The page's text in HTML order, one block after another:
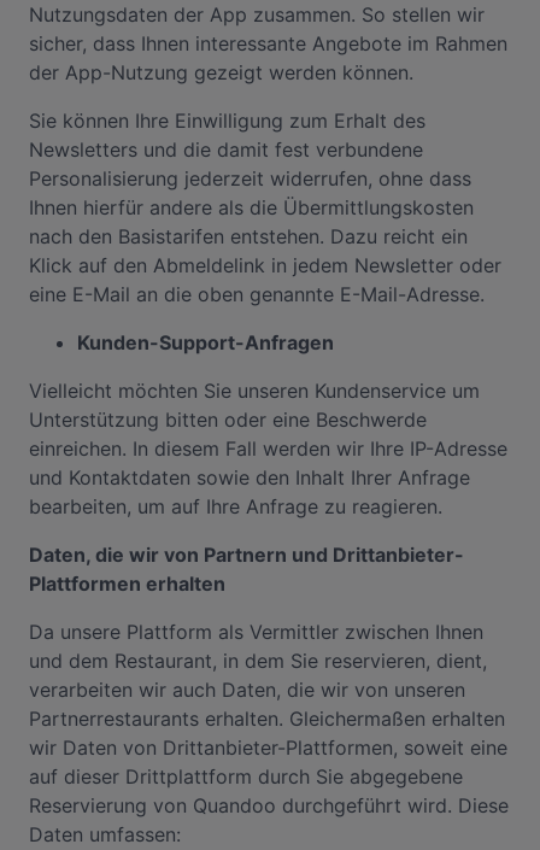
Nutzungsdaten der App zusammen. So stellen wir
sicher, dass Ihnen interessante Angebote im Rahmen
der App-Nutzung gezeigt werden können.
Sie können Ihre Einwilligung zum Erhalt des
Newsletters und die damit fest verbundene
Personalisierung jederzeit widerrufen, ohne dass
Ihnen hierfür andere als die Übermittlungskosten
nach den Basistarifen entstehen. Dazu reicht ein
Klick auf den Abmeldelink in jedem Newsletter oder
eine E-Mail an die oben genannte E-Mail-Adresse.
Kunden-Support-Anfragen
Vielleicht möchten Sie unseren Kundenservice um
Unterstützung bitten oder eine Beschwerde
einreichen. In diesem Fall werden wir Ihre IP-Adresse
und Kontaktdaten sowie den Inhalt Ihrer Anfrage
bearbeiten, um auf Ihre Anfrage zu reagieren.
Daten, die wir von Partnern und Drittanbieter-
Plattformen erhalten
Da unsere Plattform als Vermittler zwischen Ihnen
und dem Restaurant, in dem Sie reservieren, dient,
verarbeiten wir auch Daten, die wir von unseren
Partnerrestaurants erhalten. Gleichermaßen erhalten
wir Daten von Drittanbieter-Plattformen, soweit eine
auf dieser Drittplattform durch Sie abgegebene
Reservierung von Quandoo durchgeführt wird. Diese
Daten umfassen: